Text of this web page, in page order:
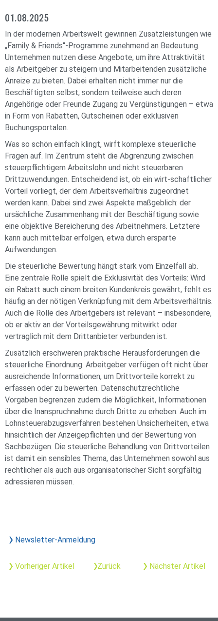
01.08.2025
In der modernen Arbeitswelt gewinnen Zusatzleistungen wie
„Family & Friends“-Programme zunehmend an Bedeutung.
Unternehmen nutzen diese Angebote, um ihre Attraktivität
als Arbeitgeber zu steigern und Mitarbeitenden zusätzliche
Anreize zu bieten. Dabei erhalten nicht immer nur die
Beschäftigten selbst, sondern teilweise auch deren
Angehörige oder Freunde Zugang zu Vergünstigungen – etwa
in Form von Rabatten, Gutscheinen oder exklusiven
Buchungsportalen.
Was so schön einfach klingt, wirft komplexe steuerliche
Fragen auf. Im Zentrum steht die Abgrenzung zwischen
steuerpflichtigem Arbeitslohn und nicht steuerbaren
Drittzuwendungen. Entscheidend ist, ob ein wirt-schaftlicher
Vorteil vorliegt, der dem Arbeitsverhältnis zugeordnet
werden kann. Dabei sind zwei Aspekte maßgeblich: der
ursächliche Zusammenhang mit der Beschäftigung sowie
eine objektive Bereicherung des Arbeitnehmers. Letztere
kann auch mittelbar erfolgen, etwa durch ersparte
Aufwendungen.
Die steuerliche Bewertung hängt stark vom Einzelfall ab.
Eine zentrale Rolle spielt die Exklusivität des Vorteils: Wird
ein Rabatt auch einem breiten Kundenkreis gewährt, fehlt es
häufig an der nötigen Verknüpfung mit dem Arbeitsverhältnis.
Auch die Rolle des Arbeitgebers ist relevant – insbesondere,
ob er aktiv an der Vorteilsgewährung mitwirkt oder
vertraglich mit dem Drittanbieter verbunden ist.
Zusätzlich erschweren praktische Herausforderungen die
steuerliche Einordnung. Arbeitgeber verfügen oft nicht über
ausreichende Informationen, um Drittvorteile korrekt zu
erfassen oder zu bewerten. Datenschutzrechtliche
Vorgaben begrenzen zudem die Möglichkeit, Informationen
über die Inanspruchnahme durch Dritte zu erheben. Auch im
Lohnsteuerabzugsverfahren bestehen Unsicherheiten, etwa
hinsichtlich der Anzeigepflichten und der Bewertung von
Sachbezügen. Die steuerliche Behandlung von Drittvorteilen
ist damit ein sensibles Thema, das Unternehmen sowohl aus
rechtlicher als auch aus organisatorischer Sicht sorgfältig
adressieren müssen.
Newsletter-Anmeldung
Vorheriger Artikel Zurück Nächster Artikel